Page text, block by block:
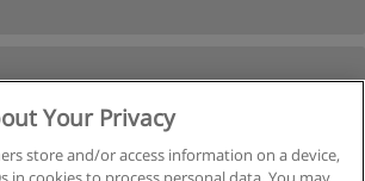
Your Privacy
store and/or access information on a device,